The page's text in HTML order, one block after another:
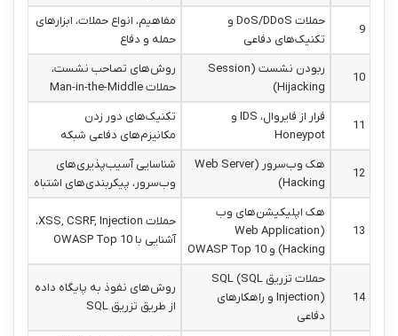
9
حملات DoS/DDoS و
تکنیک‌های دفاعی
مفاهیم، انواع حملات، ابزارهای
حمله و دفاع
10
ربودن نشست (Session
Hijacking)
روش‌های تصاحب نشست،
حملات Man-in-the-Middle
11
فرار از فایروال، IDS و
Honeypot
تکنیک‌های دور زدن
مکانیزم‌های دفاعی شبکه
12
هک وب‌سرور (Web Server
Hacking)
شناسایی آسیب‌پذیری‌های
وب‌سرور، پیکربندی‌های اشتباه
13
هک اپلیکیشن‌های وب
(Web Application
Hacking) و OWASP Top 10
حملات XSS, CSRF, Injection،
آشنایی با OWASP Top 10
14
حملات تزریق SQL (SQL
Injection) و راهکارهای
دفاعی
روش‌های نفوذ به پایگاه داده
از طریق تزریق SQL